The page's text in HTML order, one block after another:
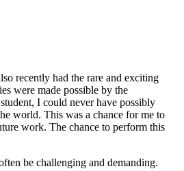
recently had the rare and exciting
were made possible by the
I could never have possibly
world. This was a chance for me to
work. The chance to perform this
be challenging and demanding.